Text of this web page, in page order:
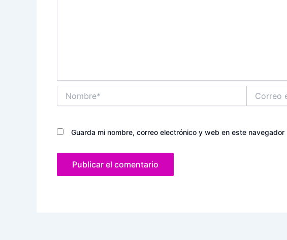
electrónico*
Guarda mi nombre, correo electrónico y web en este